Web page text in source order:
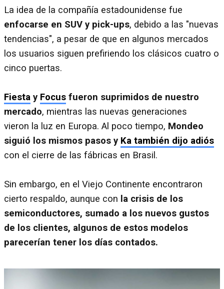
La idea de la compañía estadounidense fue
enfocarse en SUV y pick-ups, debido a las "nuevas
tendencias", a pesar de que en algunos mercados
los usuarios siguen prefiriendo los clásicos cuatro o
cinco puertas.
Fiesta y Focus fueron suprimidos de nuestro
mercado, mientras las nuevas generaciones
vieron la luz en Europa. Al poco tiempo, Mondeo
siguió los mismos pasos y Ka también dijo adiós
con el cierre de las fábricas en Brasil.
Sin embargo, en el Viejo Continente encontraron
cierto respaldo, aunque con la crisis de los
semiconductores, sumado a los nuevos gustos
de los clientes, algunos de estos modelos
parecerían tener los días contados.